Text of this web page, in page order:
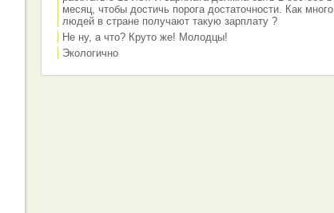
месяц, чтобы достичь порога достаточности. Как много
людей в стране получают такую зарплату ?
Не ну, а что? Круто же! Молодцы!
Экологично